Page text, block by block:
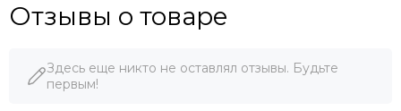
Отзывы о товаре
Здесь еще никто не оставлял отзывы. Будьте
первым!